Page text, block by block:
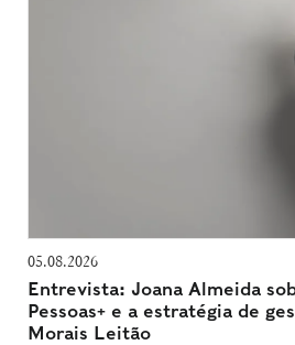
05.08.2026
Entrevista: Joana Almeida
Pessoas+ e a estratégia de
Morais Leitão